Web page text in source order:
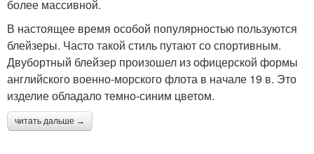
более массивной.
В настоящее время особой популярностью пользуются
блейзеры. Часто такой стиль путают со спортивным.
Двубортный блейзер произошел из офицерской формы
английского военно-морского флота в начале 19 в. Это
изделие обладало темно-синим цветом.
читать дальше →